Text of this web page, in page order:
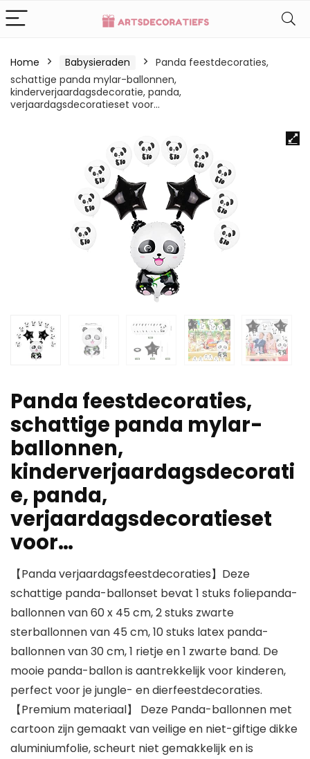
Home Babysieraden
Panda feestdecoraties,
schattige panda mylar-ballonnen,
kinderverjaardagsdecoratie, panda,
verjaardagsdecoratieset voor…
Panda feestdecoraties,
schattige panda mylar-
ballonnen,
kinderverjaardagsdecorati
e, panda,
verjaardagsdecoratieset
voor…
【Panda verjaardagsfeestdecoraties】Deze
schattige panda-ballonset bevat 1 stuks foliepanda-
ballonnen van 60 x 45 cm, 2 stuks zwarte
sterballonnen van 45 cm, 10 stuks latex panda-
ballonnen van 30 cm, 1 rietje en 1 zwarte band. De
mooie panda-ballon is aantrekkelijk voor kinderen,
perfect voor je jungle- en dierfeestdecoraties.
【Premium materiaal】 Deze Panda-ballonnen met
cartoon zijn gemaakt van veilige en niet-giftige dikke
aluminiumfolie, scheurt niet gemakkelijk en is